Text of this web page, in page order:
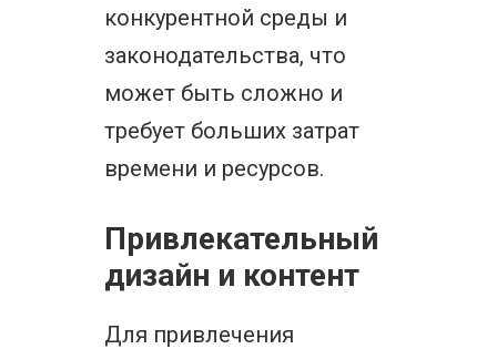
конкурентной среды и
законодательства, что
может быть сложно и
требует больших затрат
времени и ресурсов.
Привлекательный
дизайн и контент
Для привлечения